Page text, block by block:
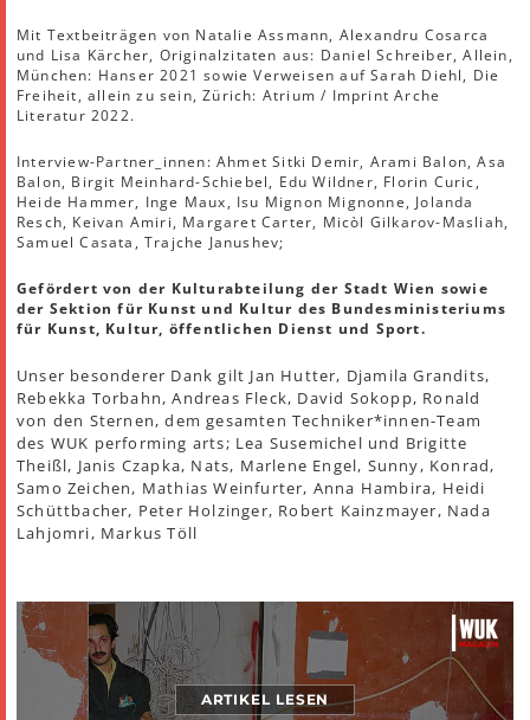
Mit Textbeiträgen von Natalie Assmann, Alexandru Cosarca
und Lisa Kärcher, Originalzitaten aus: Daniel Schreiber, Allein,
München: Hanser 2021 sowie Verweisen auf Sarah Diehl, Die
Freiheit, allein zu sein, Zürich: Atrium / Imprint Arche
Literatur 2022.
Interview-Partner_innen: Ahmet Sitki Demir, Arami Balon, Asa
Balon, Birgit Meinhard-Schiebel, Edu Wildner, Florin Curic,
Heide Hammer, Inge Maux, Isu Mignon Mignonne, Jolanda
Resch, Keivan Amiri, Margaret Carter, Micòl Gilkarov-Masliah,
Samuel Casata, Trajche Janushev;
Gefördert von der Kulturabteilung der Stadt Wien sowie
der Sektion für Kunst und Kultur des Bundesministeriums
für Kunst, Kultur, öffentlichen Dienst und Sport.
Unser besonderer Dank gilt Jan Hutter, Djamila Grandits,
Rebekka Torbahn, Andreas Fleck, David Sokopp, Ronald
von den Sternen, dem gesamten Techniker*innen-Team
des WUK performing arts; Lea Susemichel und Brigitte
Theißl, Janis Czapka, Nats, Marlene Engel, Sunny, Konrad,
Samo Zeichen, Mathias Weinfurter, Anna Hambira, Heidi
Schüttbacher, Peter Holzinger, Robert Kainzmayer, Nada
Lahjomri, Markus Töll
ARTIKEL LESEN